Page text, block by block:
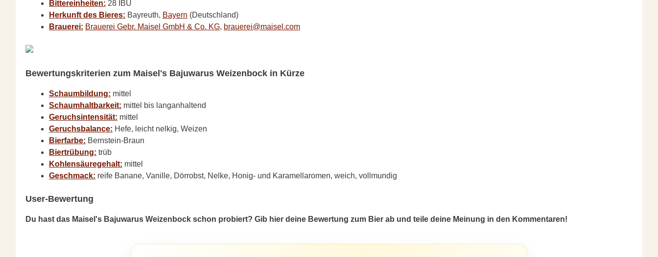
Bittereinheiten: 28 IBU
Herkunft des Bieres: Bayreuth, Bayern (Deutschland)
Brauerei: Brauerei Gebr. Maisel GmbH & Co. KG, brauerei@maisel.com
Bewertungskriterien zum Maisel's Bajuwarus Weizenbock in Kürze
Schaumbildung: mittel
Schaumhaltbarkeit: mittel bis langanhaltend
Geruchsintensität: mittel
Geruchsbalance: Hefe, leicht nelkig, Weizen
Bierfarbe: Bernstein-Braun
Biertrübung: trüb
Kohlensäuregehalt: mittel
Geschmack: reife Banane, Vanille, Dörrobst, Nelke, Honig- und Karamellaromen, weich, vollmundig
User-Bewertung
Du hast das Maisel's Bajuwarus Weizenbock schon probiert? Gib hier deine Bewertung zum Bier ab und teile deine Meinung in den Kommentaren!